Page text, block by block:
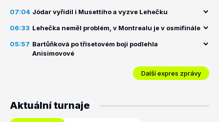
07:04 Jódar vyřídil i Musettiho a vyzve Lehečku
06:33 Lehečka neměl problém, v Montrealu je v osmifinále
05:57 Bartůňková po třísetovém boji podlehla
Anisimovové
Další expres zprávy
Aktuální turnaje